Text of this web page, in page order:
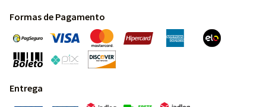
Formas de Pagamento
Entrega